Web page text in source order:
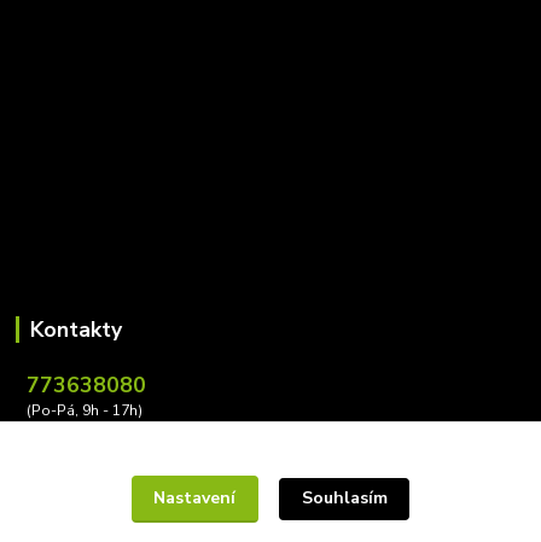
Kontakty
773638080
(Po-Pá, 9h - 17h)
Nastavení Souhlasím